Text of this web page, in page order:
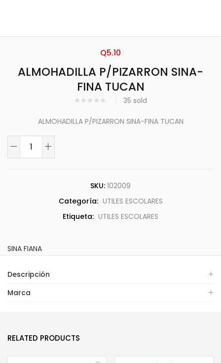
ALMOHADILLA P/PIZARRON SINA-
FINA TUCAN
35 sold
Q5.10
ALMOHADILLA P/PIZARRON SINA-FINA TUCAN
SKU: 102009
Categoría: UTILES ESCOLARES
Etiqueta: UTILES ESCOLARES
SINA FIANA
Descripción
Marca
RELATED PRODUCTS